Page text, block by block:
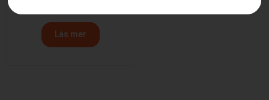
Läs mer